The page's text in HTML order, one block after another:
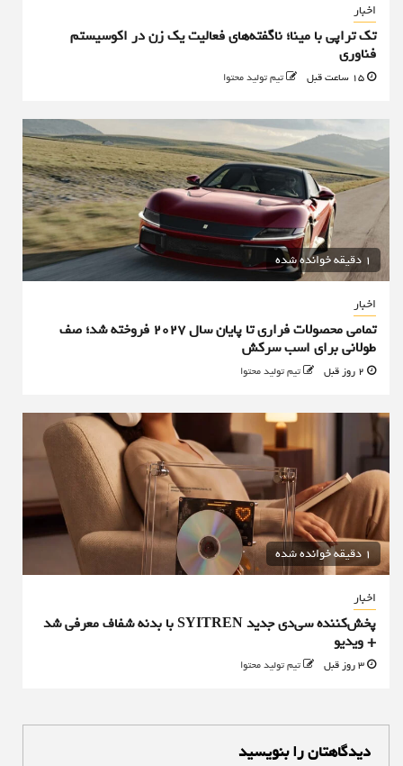
اخبار
تک تراپی با مینا؛ ناگفته‌های فعالیت یک زن در اکوسیستم
فناوری
تیم تولید محتوا
1 دقیقه خوانده شده
اخبار
تمامی محصولات فراری تا پایان سال ۲۰۲۷ فروخته شد؛ صف
طولانی برای اسب سرکش
تیم تولید محتوا
1 دقیقه خوانده شده
اخبار
پخش‌کننده سی‌دی جدید SYITREN با بدنه شفاف معرفی شد
+ ویدیو
تیم تولید محتوا
دیدگاهتان را بنویسید